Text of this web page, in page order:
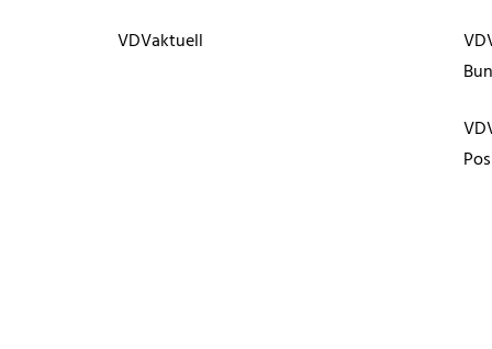
VDVaktuell